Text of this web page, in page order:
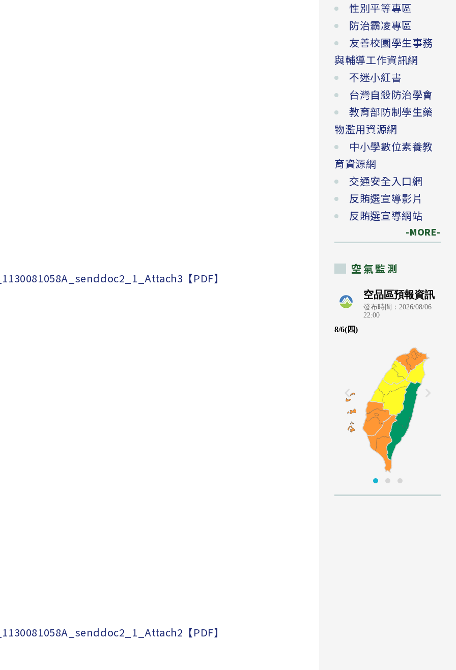
【PDF】
【PDF】
性別平等專區
防治霸凌專區
友善校園學生事務
與輔導工作資訊網
不迷小紅書
台灣自殺防治學會
教育部防制學生藥
物濫用資源網
中小學數位素養教
育資源網
交通安全入口網
反賄選宣導影片
反賄選宣導網站
-MORE-
空氣監測